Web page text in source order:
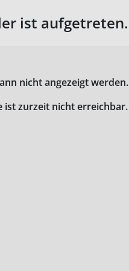
ist aufgetreten.
nicht angezeigt werden.
ist zurzeit nicht erreichbar.